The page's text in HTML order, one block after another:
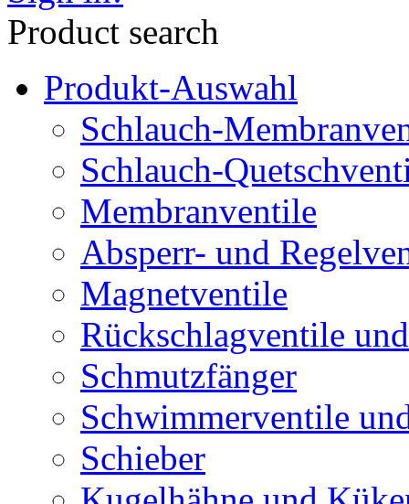
Product search
Produkt-Auswahl
Schlauch-
Schlauch-
Membranventile
Absperr- und
Magnetventile
Rückschlagventile
Schmutzfänger
Schwimmerventile
Schieber